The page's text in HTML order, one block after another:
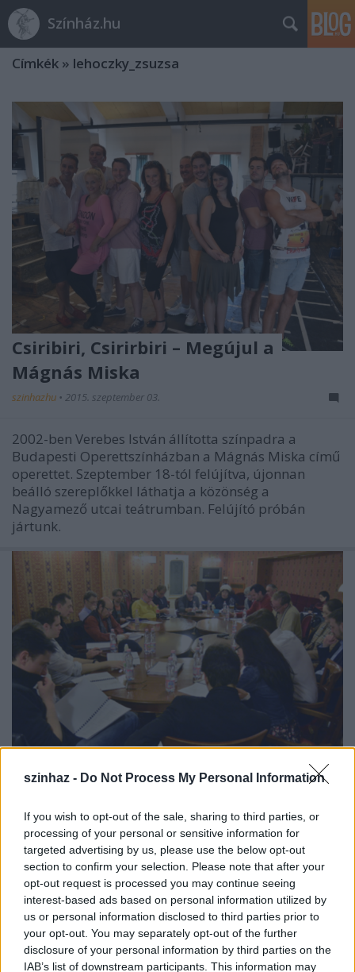
szinhaz - Do Not Process My Personal Information
If you wish to opt-out of the sale, sharing to third parties, or
processing of your personal or sensitive information for
targeted advertising by us, please use the below opt-out
section to confirm your selection. Please note that after your
opt-out request is processed you may continue seeing
interest-based ads based on personal information utilized by
us or personal information disclosed to third parties prior to
your opt-out. You may separately opt-out of the further
disclosure of your personal information by third parties on the
IAB’s list of downstream participants. This information may
Színház.hu
Címkék » lehoczky_zsuzsa
Csiribiri, Csirirbiri – Megújul a
Mágnás Miska
szinhazhu • 2015. szeptember 03.
2002-ben Verebes István állította színpadra a
Budapesti Operettszínházban a Mágnás Miska című
operettet. Szeptember 18-tól felújítva, újonnan
beálló szereplőkkel láthatja a közönség a
Nagyamező utcai teátrumban. Felújító próbán
jártunk.
Interjú Kerényi Miklós Gáborral
szinhazhu• 2015. március 26.
Április 24-én, a Tavaszi Fesztivál keretében mutatja
be az Operettszínház a Farkas Ferenc azonos című
daljátéka alapján született Csínom Palkó című
flaszteroperettet. A darab újjászületéséről Kerényi
Miklós Gábor, a teátrum művészeti vezetője, a darab